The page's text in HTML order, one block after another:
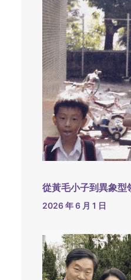
從黃毛小子到異象型
2026 年 6 月 1 日